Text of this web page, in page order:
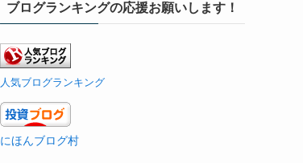
ブログランキングの応援お願いします！
人気ブログランキング
にほんブログ村